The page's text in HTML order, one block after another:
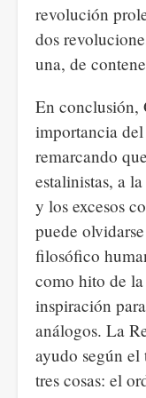
revolución
dos
una, de
En conclusión,
importancia
remarcando
estalinistas, a
y los excesos
puede
filosófico
como hito de
inspiración
análogos. La
ayudo según el
tres cosas: el